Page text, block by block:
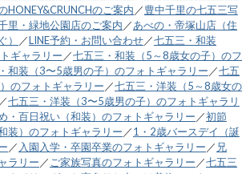
HONEY&CRUNCHのご案内／豊中千里の七五三写
里・緑地公園店のご案内／あべの・帝塚山店（住
）
／LINE予約・お問い合わせ／七五三・和装
ギャラリー／七五三・和装（5～8歳女の子）のフ
和装（3〜5歳男の子）のフォトギャラリー／七五
のフォトギャラリー／七五三・洋装（5～8歳女の
／七五三・洋装（3〜5歳男の子）のフォトギャラリ
・百日祝い（和装）のフォトギャラリー／初節
装）のフォトギャラリー／1・2歳バースデイ（誕
／ 入園入学・卒園卒業のフォトギャラリー／ 兄
ラリー／ご家族写真のフォトギャラリー／七五三